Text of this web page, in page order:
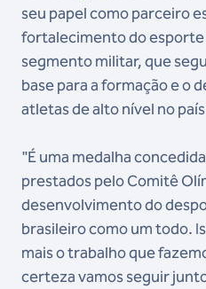
seu papel como parceiro
fortalecimento do esporte
segmento militar, que
base para a formação e o
atletas de alto nível no
"É uma medalha
prestados pelo Comitê
desenvolvimento do
brasileiro como um todo.
mais o trabalho que
certeza vamos seguir